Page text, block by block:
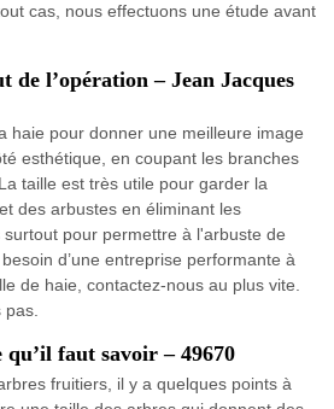
cas, nous effectuons une étude avant
de l’opération – Jean Jacques
haie pour donner une meilleure image
esthétique, en coupant les branches
taille est très utile pour garder la
des arbustes en éliminant les
pour permettre à l'arbuste de
d’une entreprise performante à
de haie, contactez-nous au plus vite.
pas.
faut savoir – 49670
fruitiers, il y a quelques points à